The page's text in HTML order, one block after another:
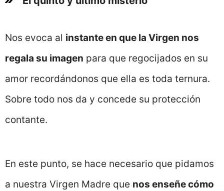
Nos evoca al instante en que la Virgen nos
regala su imagen para que regocijados en su
amor recordándonos que ella es toda ternura.
Sobre todo nos da y concede su protección
contante.
En este punto, se hace necesario que pidamos
a nuestra Virgen Madre que nos enseñe cómo